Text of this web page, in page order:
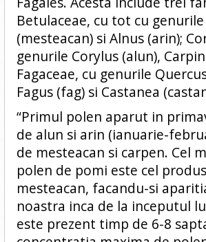
Betulaceae, cu tot cu
(mesteacan) si Alnus (arin);
genurile Corylus (alun),
Fagaceae, cu genurile
Fagus (fag) si Castanea
“Primul polen aparut in
de alun si arin (ianuarie-
de mesteacan si carpen. Cel
polen de pomi este cel
mesteacan, facandu-si
noastra inca de la inceputul
este prezent timp de 6-8